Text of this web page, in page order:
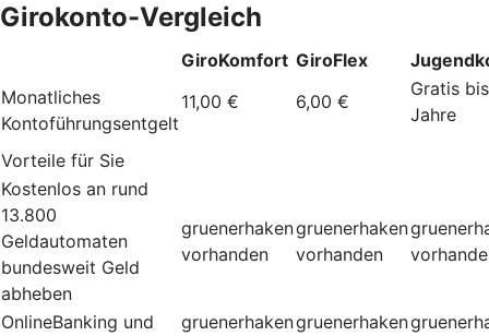
Girokonto-Vergleich
GiroKomfort GiroFlex
Monatliches
Kontoführungsentgelt
11,00 € 6,00 €
Gratis
Jahre
Vorteile für Sie
Kostenlos an rund
13.800
Geldautomaten
bundesweit Geld
abheben
gruenerhaken
vorhanden
gruenerhaken
vorhanden
OnlineBanking und
gruenerhakengruenerhaken